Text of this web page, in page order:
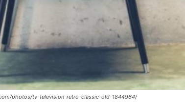
photos/tv-television-retro-classic-old-1844964/